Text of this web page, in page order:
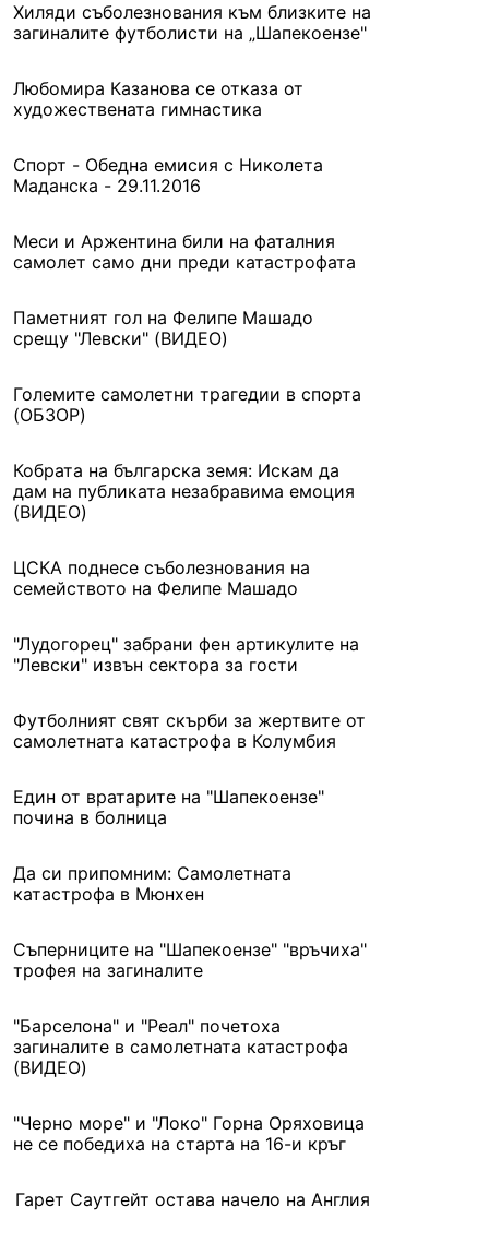
Хиляди съболезнования към близките на
загиналите футболисти на „Шапекоензе"
Любомира Казанова се отказа от
художествената гимнастика
Спорт - Обедна емисия с Николета
Маданска - 29.11.2016
Меси и Аржентина били на фаталния
самолет само дни преди катастрофата
Паметният гол на Фелипе Машадо
срещу "Левски" (ВИДЕО)
Големите самолетни трагедии в спорта
(ОБЗОР)
Кобрата на българска земя: Искам да
дам на публиката незабравима емоция
(ВИДЕО)
ЦСКА поднесе съболезнования на
семейството на Фелипе Машадо
"Лудогорец" забрани фен артикулите на
"Левски" извън сектора за гости
Футболният свят скърби за жертвите от
самолетната катастрофа в Колумбия
Един от вратарите на "Шапекоензе"
почина в болница
Да си припомним: Самолетната
катастрофа в Мюнхен
Съперниците на "Шапекоензе" "връчиха"
трофея на загиналите
"Барселона" и "Реал" почетоха
загиналите в самолетната катастрофа
(ВИДЕО)
"Черно море" и "Локо" Горна Оряховица
не се победиха на старта на 16-и кръг
Гарет Саутгейт остава начело на Англия